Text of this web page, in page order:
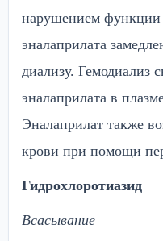
нарушением функции
эналаприлата
диализу. Гемодиализ
эналаприлата в
Эналаприлат также
крови при помощи
Гидрохлоротиазид
Всасывание